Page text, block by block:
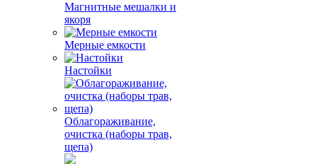
Магнитные мешалки и
якоря
Мерные емкости
Настойки
Облагораживание,
очистка (наборы трав,
щепа)